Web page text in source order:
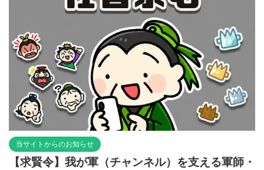
当サイトからのお知らせ
【求賢令】我が軍（チャンネル）を支える軍師・